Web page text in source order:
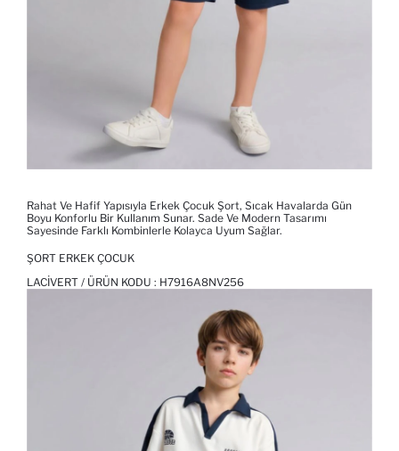
Rahat Ve Hafif Yapısıyla Erkek Çocuk Şort, Sıcak Havalarda Gün
Boyu Konforlu Bir Kullanım Sunar. Sade Ve Modern Tasarımı
Sayesinde Farklı Kombinlerle Kolayca Uyum Sağlar.
ŞORT ERKEK ÇOCUK
LACIVERT / ÜRÜN KODU : H7916A8NV256